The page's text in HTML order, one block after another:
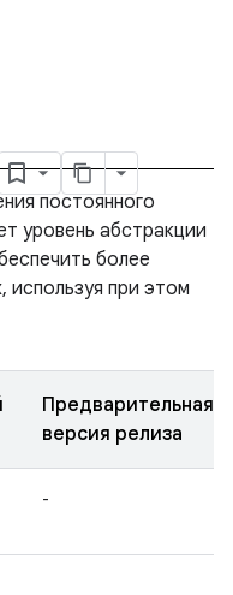
постоянного
уровень абстракции
более
используя при этом
Предварительная
версия релиза
-